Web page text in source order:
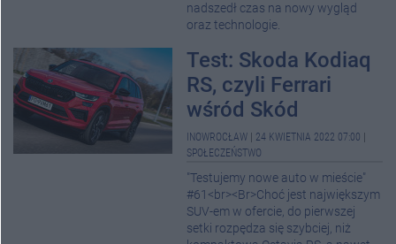
nadszedł czas na nowy wygląd
oraz technologie.
Test: Skoda Kodiaq
RS, czyli Ferrari
wśród Skód
INOWROCŁAW 24 KWIETNIA 2022 07:00
SPOŁECZEŃSTWO
"Testujemy nowe auto w mieście"
#61<br><Br>Choć jest największym
SUV-em w ofercie, do pierwszej
setki rozpędza się szybciej, niż